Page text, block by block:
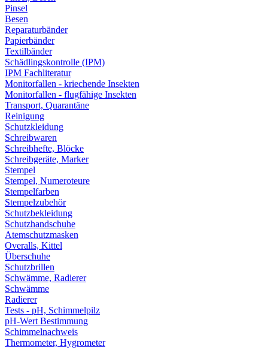
Pinsel
Besen
Reparaturbänder
Papierbänder
Textilbänder
Schädlingskontrolle (IPM)
IPM Fachliteratur
Monitorfallen - kriechende Insekten
Monitorfallen - flugfähige Insekten
Transport, Quarantäne
Reinigung
Schutzkleidung
Schreibwaren
Schreibhefte, Blöcke
Schreibgeräte, Marker
Stempel
Stempel, Numeroteure
Stempelfarben
Stempelzubehör
Schutzbekleidung
Schutzhandschuhe
Atemschutzmasken
Overalls, Kittel
Überschuhe
Schutzbrillen
Schwämme, Radierer
Schwämme
Radierer
Tests - pH, Schimmelpilz
pH-Wert Bestimmung
Schimmelnachweis
Thermometer, Hygrometer